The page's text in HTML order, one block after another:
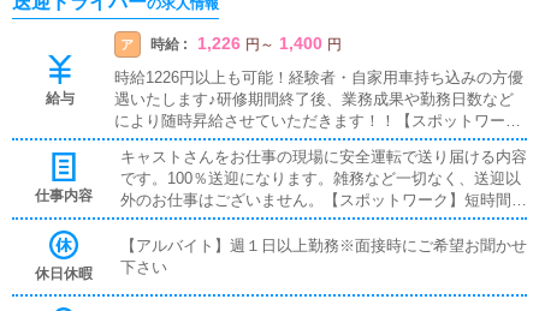
給与
ア 時給 : 1,226 円 ～ 1,400 円
時給1226円以上も可能！経験者・自家用車持ち込みの方優
遇いたします♪研修期間終了後、業務成果や勤務日数など
により随時昇給させていただきます！！【スポットワー
ク】5時間勤務から可能時給1226円～
仕事内容
キャストさんをお仕事の現場に安全運転で送り届ける内容
です。100％送迎になります。雑務など一切なく、送迎以
外のお仕事はございません。【スポットワーク】短時間の
勤務内でキャストさんの送迎をお願いします。免許だけあ
れば誰にでも出来る簡単なお仕事です。
休日休暇
【アルバイト】週１日以上勤務※面接時にご希望お聞かせ
下さい